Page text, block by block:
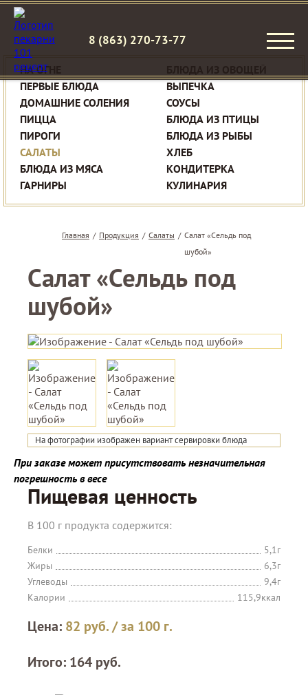
8 (863) 270-73-77
НА ОГНЕ
ПЕРВЫЕ БЛЮДА
ДОМАШНИЕ СОЛЕНИЯ
ПИЦЦА
ПИРОГИ
САЛАТЫ
БЛЮДА ИЗ МЯСА
ГАРНИРЫ
ВЫПЕЧКА
СОУСЫ
БЛЮДА ИЗ ПТИЦЫ
БЛЮДА ИЗ РЫБЫ
ХЛЕБ
КОНДИТЕРКА
КУЛИНАРИЯ
Главная / Продукция / Салаты / Салат «Сельдь под
шубой»
Салат «Сельдь под
шубой»
На фотографии изображен вариант сервировки блюда
При заказе может присутствовать незначительная
погрешность в весе
Пищевая ценность
В 100 г продукта содержится:
Белки
5,1г
Жиры
6,3г
Углеводы
9,4г
Калории
115,9ккал
Цена: 82 руб./ за 100 г.
Итого: 164 руб.